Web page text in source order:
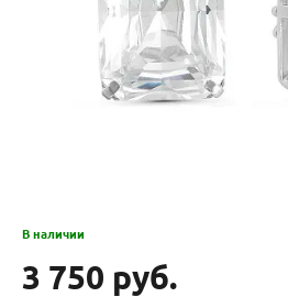
В наличии
3 750 руб.